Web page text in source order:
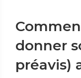
donner
préavis)